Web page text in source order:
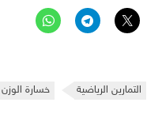
التمارين الرياضية خسارة الوزن